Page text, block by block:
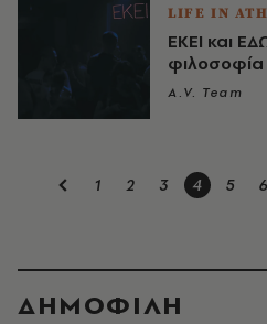
LIFE IN
ΕΚΕΙ και
φιλοσοφία
A.V. Team
1 2 3 4 5 6
ΔΗΜΟΦΙΛΗ